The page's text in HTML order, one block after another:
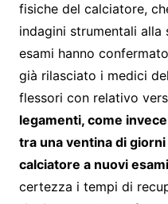
fisiche del calciatore,
indagini strumentali alla
esami hanno
già rilasciato i medici
flessori con relativo
legamenti, come
tra una ventina di
calciatore a nuovi esami
certezza i tempi di